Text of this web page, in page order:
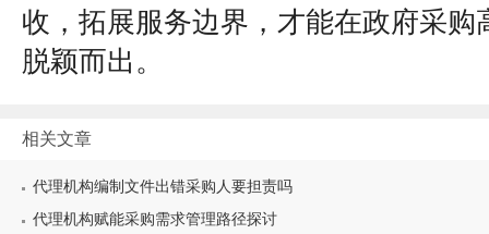
收，拓展服务边界，才能在政府采购
脱颖而出。
相关文章
代理机构编制文件出错采购人要担责吗
代理机构赋能采购需求管理路径探讨